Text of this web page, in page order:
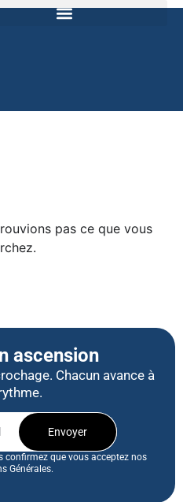
pas ce que vous
ascension
Chacun avance à
Envoyer
confirmez que vous acceptez nos
Générales.